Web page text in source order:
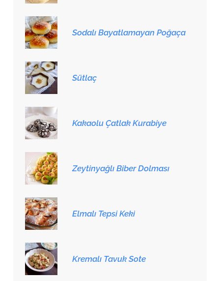
Sodalı Bayatlamayan Poğaça
Sütlaç
Kakaolu Çatlak Kurabiye
Zeytinyağlı Biber Dolması
Elmalı Tepsi Keki
Kremalı Tavuk Sote